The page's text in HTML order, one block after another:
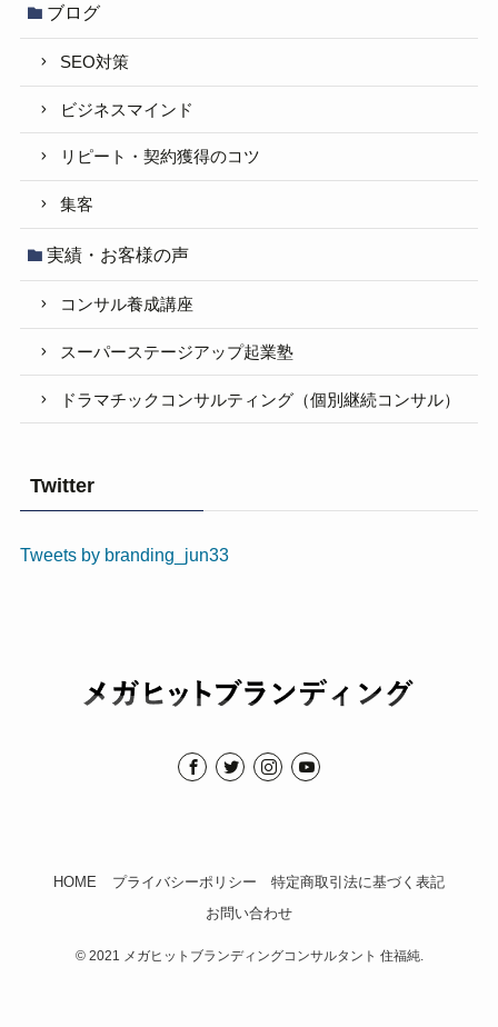
ブログ
SEO対策
ビジネスマインド
リピート・契約獲得のコツ
集客
実績・お客様の声
コンサル養成講座
スーパーステージアップ起業塾
ドラマチックコンサルティング（個別継続コンサル）
Twitter
Tweets by branding_jun33
HOME プライバシーポリシー
特定商取引法に基づく表記
お問い合わせ
©2021 メガヒットブランディングコンサルタント 住福純.